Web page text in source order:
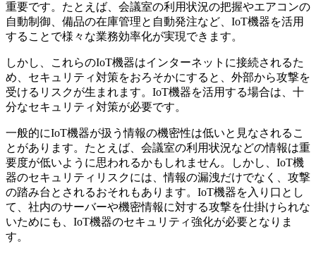
重要です。たとえば、会議室の利用状況の把握やエアコンの
自動制御、備品の在庫管理と自動発注など、IoT機器を活用
することで様々な業務効率化が実現できます。
しかし、これらのIoT機器はインターネットに接続されるた
め、セキュリティ対策をおろそかにすると、外部から攻撃を
受けるリスクが生まれます。IoT機器を活用する場合は、十
分なセキュリティ対策が必要です。
一般的にIoT機器が扱う情報の機密性は低いと見なされるこ
とがあります。たとえば、会議室の利用状況などの情報は重
要度が低いように思われるかもしれません。しかし、IoT機
器のセキュリティリスクには、情報の漏洩だけでなく、攻撃
の踏み台とされるおそれもあります。IoT機器を入り口とし
て、社内のサーバーや機密情報に対する攻撃を仕掛けられな
いためにも、IoT機器のセキュリティ強化が必要となりま
す。